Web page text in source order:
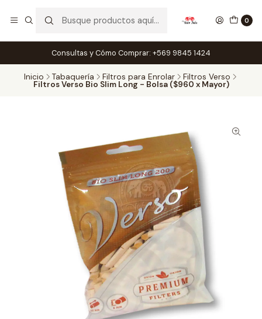
0
Consultas y Cómo Comprar: +569 9845 1424
Inicio Tabaquería Filtros para Enrolar Filtros Verso
Filtros Verso Bio Slim Long - Bolsa ($960 x Mayor)